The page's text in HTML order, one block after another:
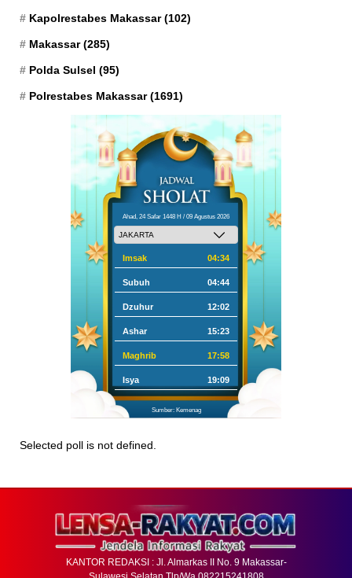
Kapolrestabes Makassar(102)
Makassar(285)
Polda Sulsel (95)
Polrestabes Makassar(1691)
Ahad, 24 Safar 1448 H / 09 Agustus 2026
Imsak 04:34
Subuh 04:44
Dzuhur 12:02
Ashar 15:23
Maghrib 17:58
Isya 19:09
Sumber: Kemenag
Selected poll is not defined.
KANTOR REDAKSI : Jl. Almarkas II No. 9 Makassar-